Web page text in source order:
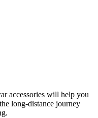
accessories will help you
long-distance journey